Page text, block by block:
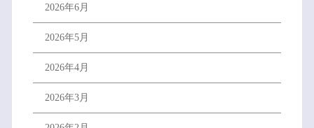
2026年6月
2026年5月
2026年4月
2026年3月